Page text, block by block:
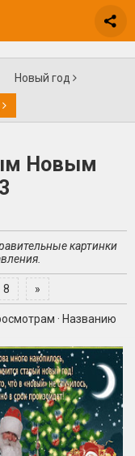
Новый год
Новым
картинки
8 »
· Названию